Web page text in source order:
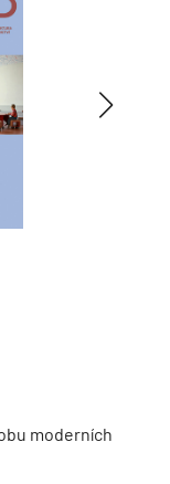
moderních